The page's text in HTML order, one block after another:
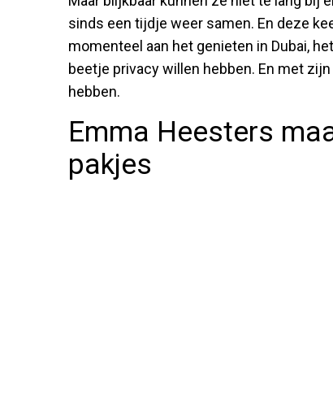
sinds een tijdje weer samen. En deze
momenteel aan het genieten in Dubai,
beetje privacy willen hebben. En met
hebben.
Emma Heesters
pakjes